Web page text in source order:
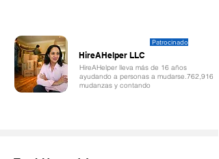
HireAHelper LLC
Patrocinado
HireAHelper lleva más de 16 años
ayudando a personas a mudarse.762,916
mudanzas y contando